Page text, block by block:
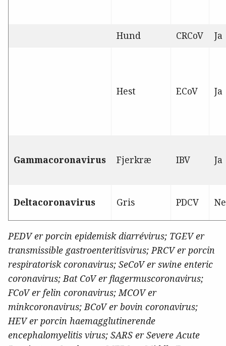
Hund CRCoV Ja
Hest ECoV Ja
Gammacoronavirus Fjerkræ IBV Ja
Deltacoronavirus Gris PDCV
PEDV er porcin epidemisk diarrévirus; TGEV er
transmissible gastroenteritisvirus; PRCV er porcin
respiratorisk coronavirus; SeCoV er swine enteric
coronavirus; Bat CoV er flagermuscoronavirus;
FCoV er felin coronavirus; MCOV er
minkcoronavirus; BCoV er bovin coronavirus;
HEV er porcin haemagglutinerende
encephalomyelitis virus; SARS er Severe Acute